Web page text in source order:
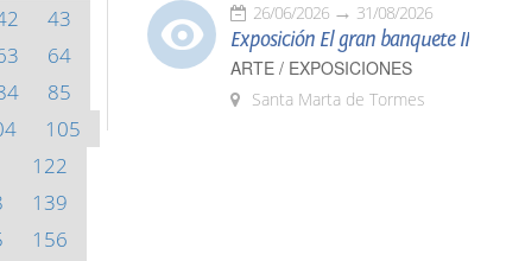
43
64
85
105
122
139
156
26/06/2026 31/08/2026
Exposición El gran banquete II
ARTE / EXPOSICIONES
Santa Marta de Tormes